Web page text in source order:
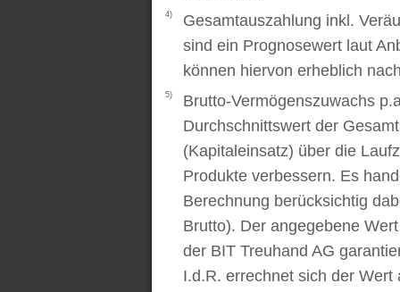
4)
Gesamtauszahlung inkl.
sind ein Prognosewert laut
können hiervon erheblich
5)
Brutto-Vermögenszuwachs
Durchschnittswert der
(Kapitaleinsatz) über die
Produkte verbessern. Es
Berechnung berücksichtig
Brutto). Der angegebene
der BIT Treuhand AG
I.d.R. errechnet sich der